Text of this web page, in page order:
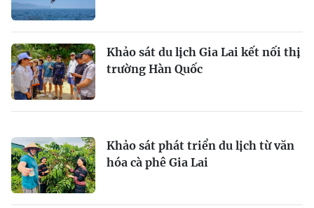
Khảo sát du lịch Gia Lai kết nối thị
trường Hàn Quốc
Khảo sát phát triển du lịch từ văn
hóa cà phê Gia Lai